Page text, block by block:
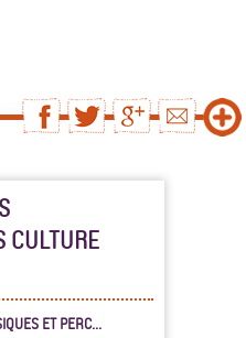
CULTURE
ET PERC...